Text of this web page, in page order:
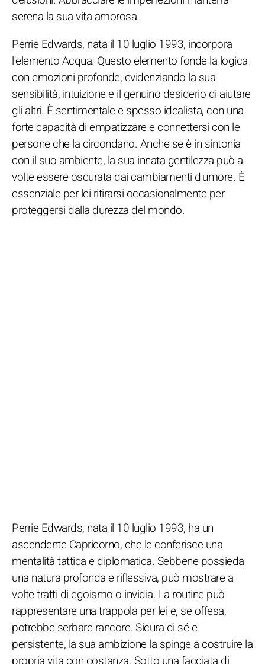
serena la sua vita amorosa.
Perrie Edwards, nata il 10 luglio 1993, incorpora
l'elemento Acqua. Questo elemento fonde la logica
con emozioni profonde, evidenziando la sua
sensibilità, intuizione e il genuino desiderio di aiutare
gli altri. È sentimentale e spesso idealista, con una
forte capacità di empatizzare e connettersi con le
persone che la circondano. Anche se è in sintonia
con il suo ambiente, la sua innata gentilezza può a
volte essere oscurata dai cambiamenti d'umore. È
essenziale per lei ritirarsi occasionalmente per
proteggersi dalla durezza del mondo.
Perrie Edwards, nata il 10 luglio 1993, ha un
ascendente Capricorno, che le conferisce una
mentalità tattica e diplomatica. Sebbene possieda
una natura profonda e riflessiva, può mostrare a
volte tratti di egoismo o invidia. La routine può
rappresentare una trappola per lei e, se offesa,
potrebbe serbare rancore. Sicura di sé e
persistente, la sua ambizione la spinge a costruire la